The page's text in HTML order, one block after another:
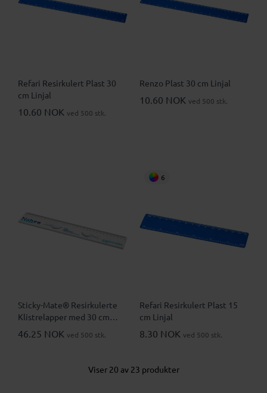
Refari Resirkulert Plast 30
cm Linjal
10.60 NOK ved 500 stk.
Renzo Plast 30 cm Linjal
10.60 NOK ved 500 stk.
Sticky-Mate® Resirkulerte
Klistrelapper med 30 cm
Trykt Linjal
46.25 NOK ved 500 stk.
6
Refari Resirkulert Plast 15
cm Linjal
8.30 NOK ved 500 stk.
Viser 20 av 23 produkter